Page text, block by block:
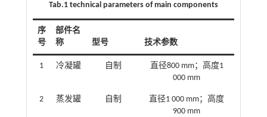
Tab.1 technical parameters of main components
序
号
部件名
称
型号 技术参数
1 冷凝罐 自制
直径800 mm；高度1
000 mm
2 蒸发罐 自制
直径1 000 mm；高度
900 mm